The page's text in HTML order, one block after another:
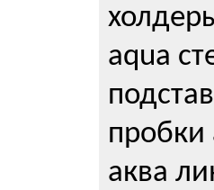
aqua
пробки
аква